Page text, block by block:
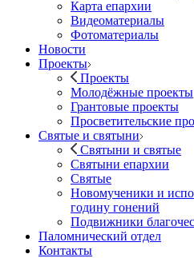
Карта епархии
Видеоматериалы
Фотоматериалы
Новости
Проекты
Проекты
Молодёжные проекты
Грантовые проекты
Просветительские
Святые и святыни
Святыни и святые
Святыни епархии
Святые
Новомученики и
годину гонений
Подвижники
Паломнический отдел
Контакты